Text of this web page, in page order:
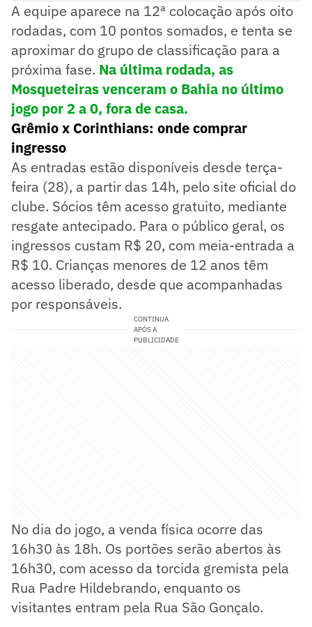
A equipe aparece na 12ª colocação após oito
rodadas, com 10 pontos somados, e tenta se
aproximar do grupo de classificação para a
próxima fase. Na última rodada, as
Mosqueteiras venceram o Bahia no último
jogo por 2 a 0, fora de casa.
Grêmio x Corinthians: onde comprar
ingresso
As entradas estão disponíveis desde terça-
feira (28), a partir das 14h, pelo site oficial do
clube. Sócios têm acesso gratuito, mediante
resgate antecipado. Para o público geral, os
ingressos custam R$ 20, com meia-entrada a
R$ 10. Crianças menores de 12 anos têm
acesso liberado, desde que acompanhadas
por responsáveis.
CONTINUA
APÓS A
PUBLICIDADE
No dia do jogo, a venda física ocorre das
16h30 às 18h. Os portões serão abertos às
16h30, com acesso da torcida gremista pela
Rua Padre Hildebrando, enquanto os
visitantes entram pela Rua São Gonçalo.